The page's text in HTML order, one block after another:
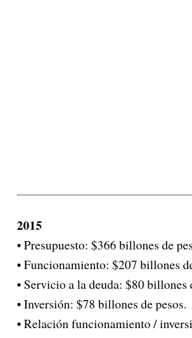
2015
• Presupuesto: $366 billones de
• Funcionamiento: $207 billones
• Servicio a la deuda: $80 billones
• Inversión: $78 billones de pesos.
• Relación funcionamiento /